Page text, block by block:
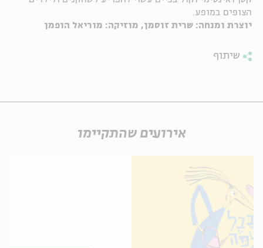
הצופים במופע.
יוצרת ומנחה: שרית זוסמן, מוזיקה: מוריאל הופמן
שיתוף
אירועים שהתקיימו